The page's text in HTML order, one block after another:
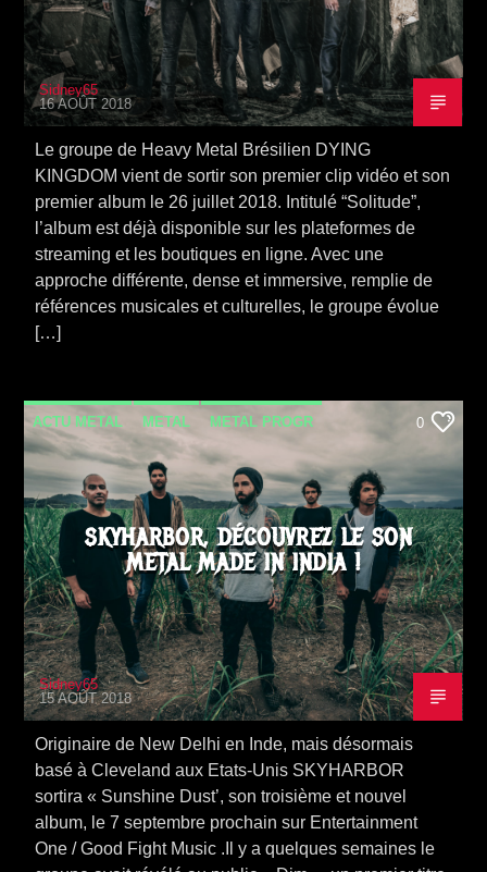
Sidney65
16 AOÛT 2018
Le groupe de Heavy Metal Brésilien DYING
KINGDOM vient de sortir son premier clip vidéo et son
premier album le 26 juillet 2018. Intitulé “Solitude”,
l’album est déjà disponible sur les plateformes de
streaming et les boutiques en ligne. Avec une
approche différente, dense et immersive, remplie de
références musicales et culturelles, le groupe évolue
[…]
ACTU METAL METAL METAL PROGR
NEWS SORTIE ALBUM VIDEO STORIES
0
SKYHARBOR, DÉCOUVREZ LE SON
METAL MADE IN INDIA !
Sidney65
15 AOÛT 2018
Originaire de New Delhi en Inde, mais désormais
basé à Cleveland aux Etats-Unis SKYHARBOR
sortira « Sunshine Dust’, son troisième et nouvel
album, le 7 septembre prochain sur Entertainment
One / Good Fight Music .Il y a quelques semaines le